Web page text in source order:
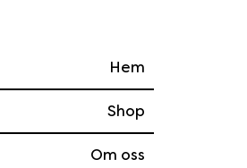
Hem
Shop
Om oss